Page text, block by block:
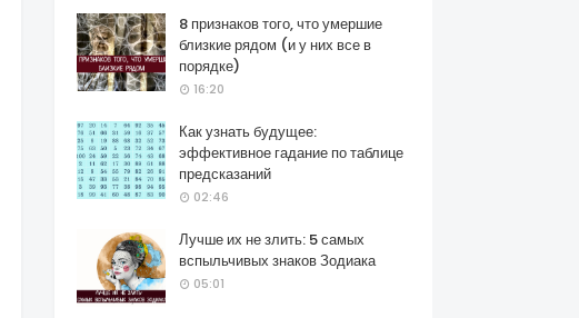
8 признаков того, что умершие
близкие рядом (и у них все в
порядке)
16:20
Как узнать будущее:
эффективное гадание по таблице
предсказаний
02:46
Лучше их не злить: 5 самых
вспыльчивых знаков Зодиака
05:01